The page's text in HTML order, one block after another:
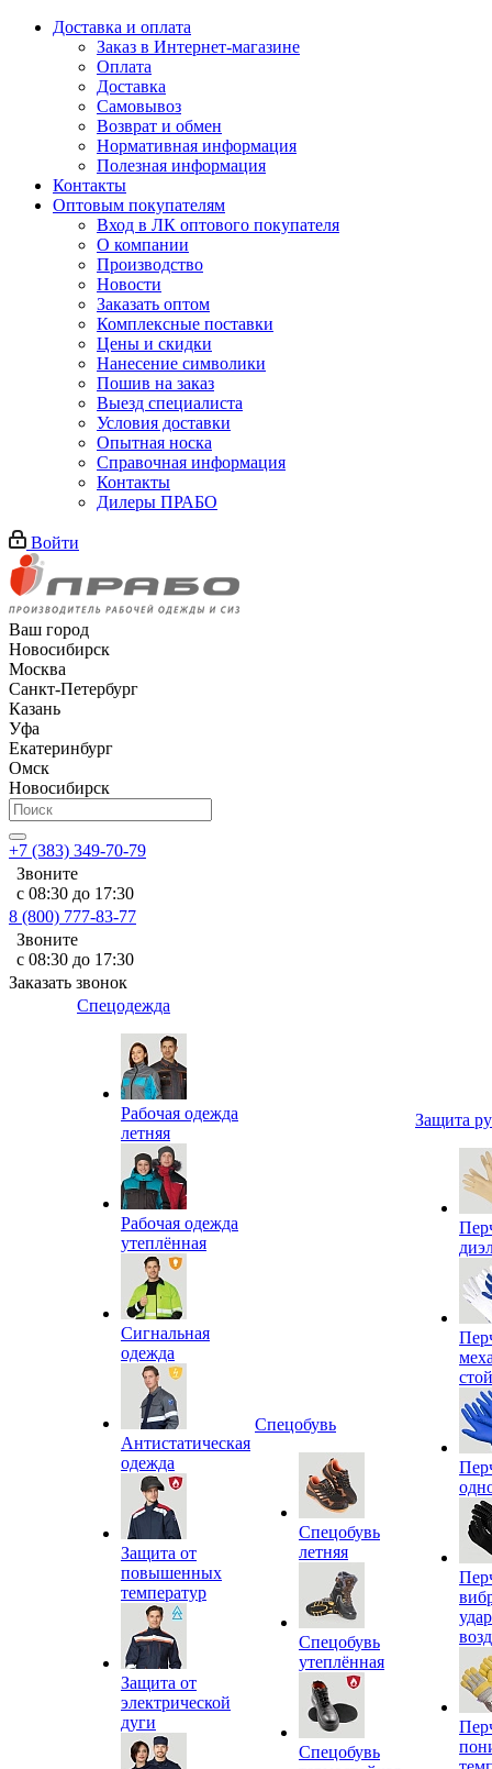
Доставка и оплата
Заказ в Интернет-магазине
Оплата
Доставка
Самовывоз
Возврат и обмен
Нормативная информация
Полезная информация
Контакты
Оптовым покупателям
Вход в ЛК оптового покупателя
О компании
Производство
Новости
Заказать оптом
Комплексные поставки
Цены и скидки
Нанесение символики
Пошив на заказ
Выезд специалиста
Условия доставки
Опытная носка
Справочная информация
Контакты
Дилеры ПРАБО
Войти
Ваш город
Новосибирск
Москва
Санкт-Петербург
Казань
Уфа
Екатеринбург
Омск
Новосибирск
+7 (383) 349-70-79
Звоните
с 08:30 до 17:30
8 (800) 777-83-77
Звоните
с 08:30 до 17:30
Заказать звонок
Спецодежда
Рабочая одежда
летняя
Рабочая одежда
утеплённая
Сигнальная
одежда
Антистатическая
одежда
Защита от
повышенных
температур
Защита от
электрической
дуги
Спецобувь
Спецобувь
летняя
Спецобувь
утеплённая
Спецобувь
Защита